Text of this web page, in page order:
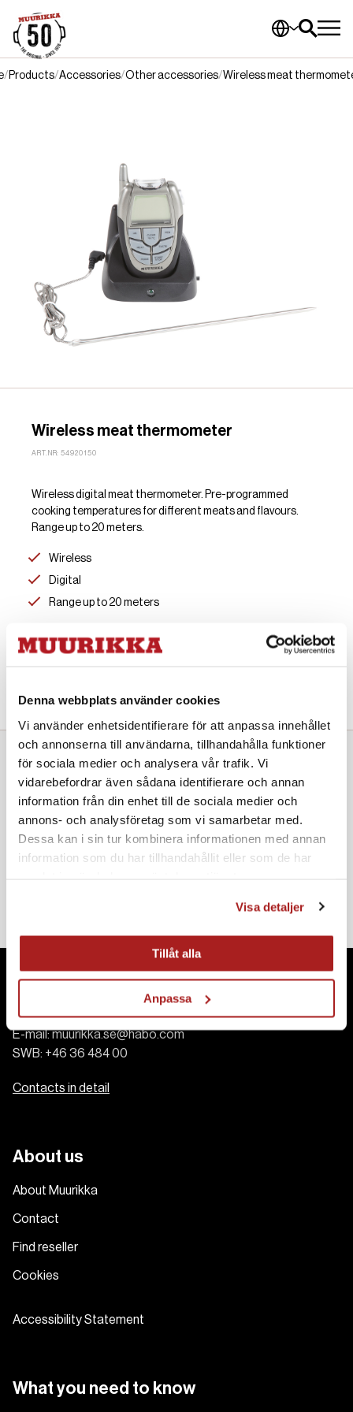
Denna webbplats använder cookies
Vi använder enhetsidentifierare för att anpassa innehållet
och annonserna till användarna, tillhandahålla funktioner
för sociala medier och analysera vår trafik. Vi
vidarebefordrar även sådana identifierare och annan
information från din enhet till de sociala medier och
annons- och analysföretag som vi samarbetar med.
Dessa kan i sin tur kombinera informationen med annan
information som du har tillhandahållit eller som de har
Visa detaljer
Tillåt alla
Anpassa
Products Accessories Other accessories Wireless meat
Wireless meat thermometer
ART.NR: 54920150
Wireless digital meat thermometer. Pre-programmed
cooking temperatures for different meats and flavours.
Range up to 20 meters.
Wireless
Digital
Range up to 20 meters
Great additions
E-mail:muurikka.se@habo.com
SWB: +46 36 484 00
Contacts in detail
About us
About Muurikka
Contact
Find reseller
Cookies
Accessibility Statement
What you need to know